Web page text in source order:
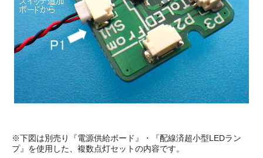
※下図は別売り『電源供給ボード』・『配線済超小型LEDラン
プ』を使用した、複数点灯セットの内容です。